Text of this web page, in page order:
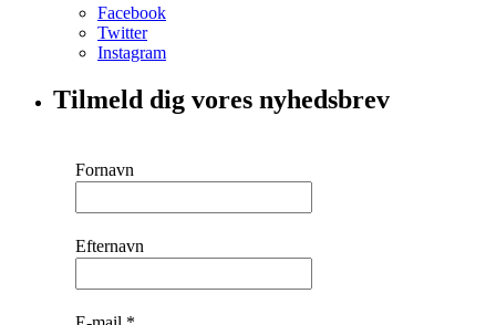
Facebook
Twitter
Instagram
Tilmeld dig vores nyhedsbrev
Fornavn
Efternavn